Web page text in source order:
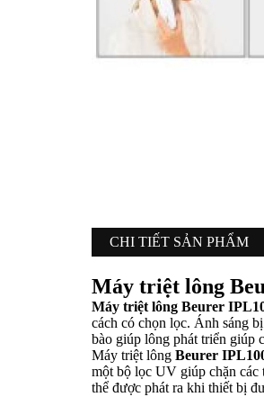
CHI TIẾT SẢN PHẨM
Máy triệt lông
Máy triệt lông Beurer
cách có chọn lọc. Ánh sáng
bào giúp lông phát triển giúp
Máy triệt lông Beurer
một bộ lọc UV giúp chặn các
thể được phát ra khi thiết bị